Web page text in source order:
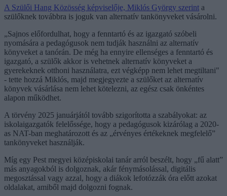
A Szülői Hang Közösség képviselője, Miklós György szerint a
szülőknek továbbra is joguk van alternatív tankönyveket vásárolni.
„Sajnos előfordulhat, hogy a fenntartó és az igazgató szóbeli
nyomására a pedagógusok nem tudják használni az alternatív
könyveket a tanórán. De még ha ennyire ellenséges a fenntartó és
igazgató, a szülők akkor is vehetnek alternatív könyveket a
gyerekeknek otthoni használatra, ezt végképp nem lehet megtiltani"
- tette hozzá Miklós, majd megjegyezte a szülőket az alternatív
könyvek vásárlása nem lehet kötelezni, az egész csak önkéntes
alapon működhet.
A törvény 2025 januárjától tovább szigorította a szabályokat: az
iskolaigazgatók felelőssége, hogy a pedagógusok kizárólag a 2020-
as NAT-ban meghatározott és az „érvényes értékeknek megfelelő”
tankönyveket használják.
Míg egy Pest megyei középiskolai tanár arról beszélt, hogy „fű alatt”
más anyagokból is dolgoznak, akár fénymásolással, digitális
megosztással vagy azzal, hogy a diákok lefotózzák óra előtt azokat
oldalakat, amiből majd dolgozni fognak.